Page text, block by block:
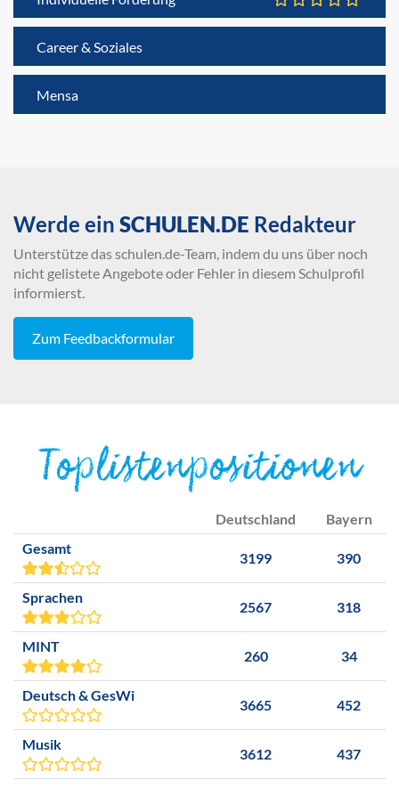
Career & Soziales
Mensa
Werde ein SCHULEN.DE Redakteur
Unterstütze das schulen.de-Team, indem du uns über noch
nicht gelistete Angebote oder Fehler in diesem Schulprofil
informierst.
Zum Feedbackformular
Toplistenpositionen
Deutschland
Bayern
Gesamt
3199 390
Sprachen
2567 318
MINT
260 34
Deutsch & GesWi
3665 452
Musik
3612 437